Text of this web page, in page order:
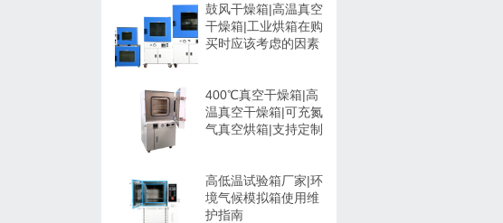
鼓风干燥箱|高温真空
干燥箱|工业烘箱在购
买时应该考虑的因素
400℃真空干燥箱|高
温真空干燥箱|可充氮
气真空烘箱|支持定制
高低温试验箱厂家|环
境气候模拟箱使用维
护指南